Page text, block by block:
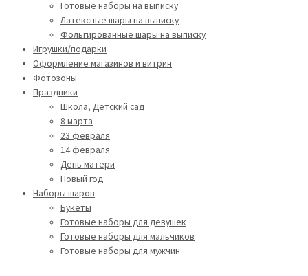
Готовые наборы на выписку
Латексные шары на выписку
Фольгированные шары на выписку
Игрушки/подарки
Оформление магазинов и витрин
Фотозоны
Праздники
Школа, Детский сад
8 марта
23 февраля
14 февраля
День матери
Новый год
Наборы шаров
Букеты
Готовые наборы для девушек
Готовые наборы для мальчиков
Готовые наборы для мужчин